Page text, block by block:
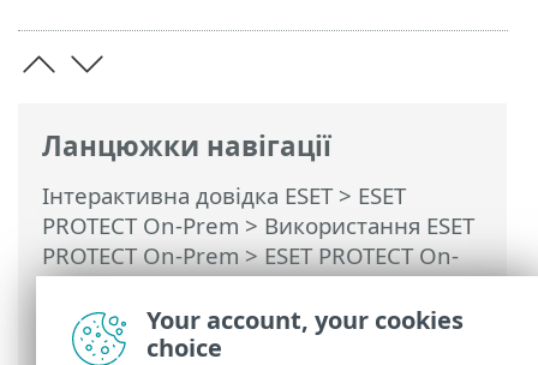
Ланцюжки навігації
Інтерактивна довідка ESET> ESET
PROTECT On-Prem > Використання ESET
PROTECT On-Prem>ESET PROTECT On-
Prem Головне меню> Докладніше >
Шаблони динамічних груп> Правила
для шаблону динамічної групи
Your account, your cookies
choice